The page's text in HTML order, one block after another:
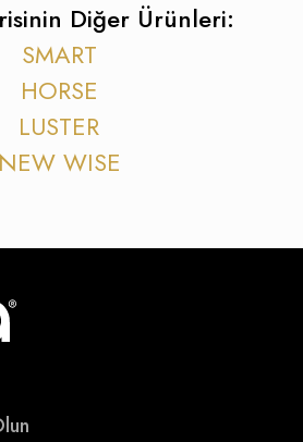
Diğer Ürünleri:
SMART
HORSE
LUSTER
NEW WISE